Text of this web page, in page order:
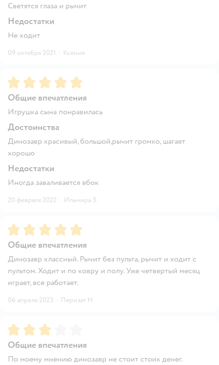
Светятся глаза и рычит
Недостатки
Не ходит
09 октября 2021 · Ксения
Рейтинг:5
Общие впечатления
Игрушка сына понравилась
Достоинства
Динозавр красивый, большой,рычит громко, шагает
хорошо
Недостатки
Иногда заваливается вбок
20 февраля 2022 · Ильмира З.
Рейтинг:5
Общие впечатления
Динозавр классный. Рычит без пульта, рычит и ходит с
пультом. Ходит и по ковру и полу. Уже четвертый месяц
играет, все работает.
06 апреля 2023 · Перизат Н.
Рейтинг:3
Общие впечатления
По моему мнению динозавр не стоит стоих денег.